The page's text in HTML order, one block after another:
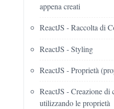
appena creati
ReactJS - Raccolta di
ReactJS - Styling
ReactJS - Proprietà
ReactJS - Creazione di
utilizzando le proprietà